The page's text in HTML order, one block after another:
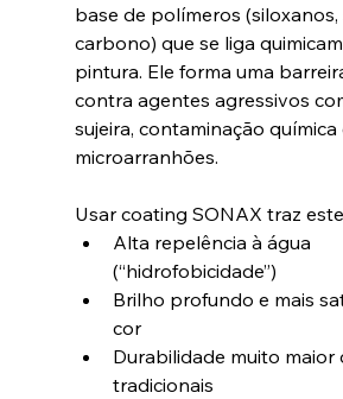
base de polímeros (siloxanos,
carbono) que se liga
pintura. Ele forma uma
contra agentes agressivos
sujeira, contaminação química
microarranhões.
Usar coating SONAX traz
Alta repelência à água
(“hidrofobicidade”)
Brilho profundo e mais
cor
Durabilidade muito maior
tradicionais